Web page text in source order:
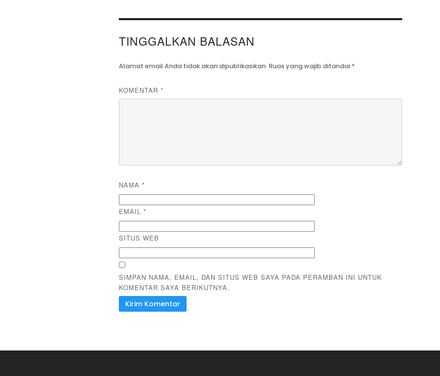
TINGGALKAN BALASAN
Alamat email Anda tidak akan dipublikasikan. Ruas yang wajib ditandai *
KOMENTAR*
NAMA*
EMAIL*
SITUS WEB
SIMPAN NAMA, EMAIL, DAN SITUS WEB SAYA PADA PERAMBAN INI UNTUK
KOMENTAR SAYA BERIKUTNYA.